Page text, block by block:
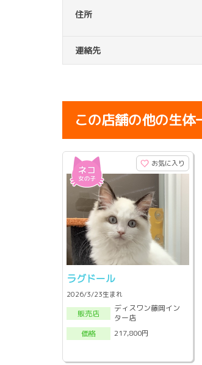
住所
連絡先
この店舗の他の生体
お気に入り
ラグドール
2026/3/23生まれ
販売店
ディスワン藤岡イン
ター店
価格
217,800円